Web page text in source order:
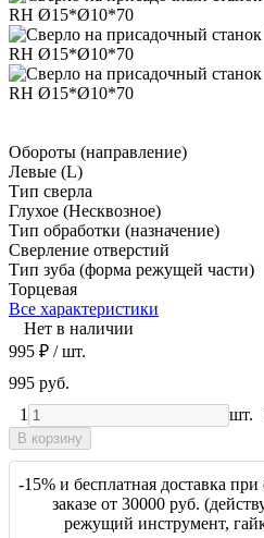
Обороты (направление)
Левые (L)
Тип сверла
Глухое (Несквозное)
Тип обработки (назначение)
Сверление отверстий
Тип зуба (форма режущей части)
Торцевая
Все характеристики
Нет в наличии
995 ₽ / шт.
995 руб.
1
шт.
В корзину
-15% и бесплатная доставка
заказе от 30000 руб.
режущий инструмент,